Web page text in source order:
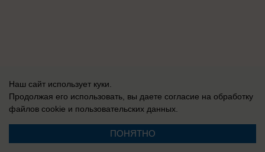
Наш сайт использует куки.
Продолжая его использовать, вы даете согласие на обработку
файлов cookie и пользовательских данных.
ПОНЯТНО